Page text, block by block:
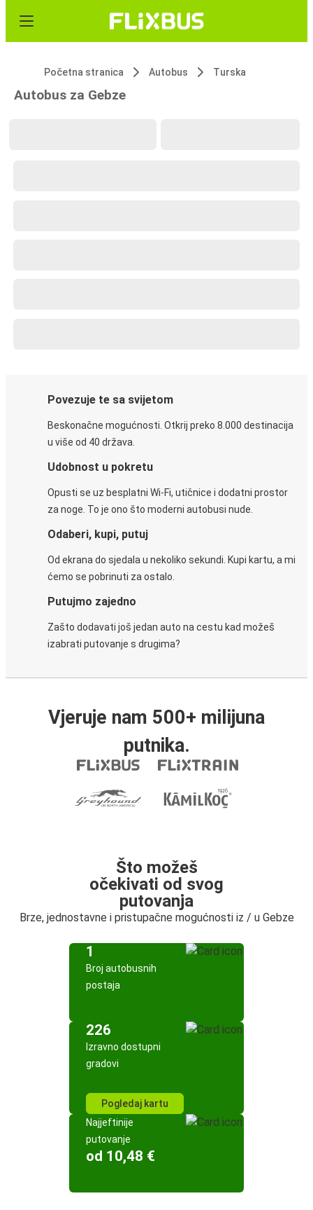
Početna stranica Autobus Turska
Autobus za Gebze
Povezuje te sa svijetom
Beskonačne mogućnosti. Otkrij preko 8.000 destinacija
u više od 40 država.
Udobnost u pokretu
Opusti se uz besplatni Wi-Fi, utičnice i dodatni prostor
za noge. To je ono što moderni autobusi nude.
Odaberi, kupi, putuj
Od ekrana do sjedala u nekoliko sekundi. Kupi kartu, a mi
ćemo se pobrinuti za ostalo.
Putujmo zajedno
Zašto dodavati još jedan auto na cestu kad možeš
izabrati putovanje s drugima?
Vjeruje nam 500+ milijuna
putnika.
Što možeš
očekivati od svog
putovanja
Brze, jednostavne i pristupačne mogućnosti iz / u Gebze
1
Broj autobusnih
postaja
226
Izravno dostupni
gradovi
Pogledaj kartu
Najjeftinije
putovanje
od 10,48 €